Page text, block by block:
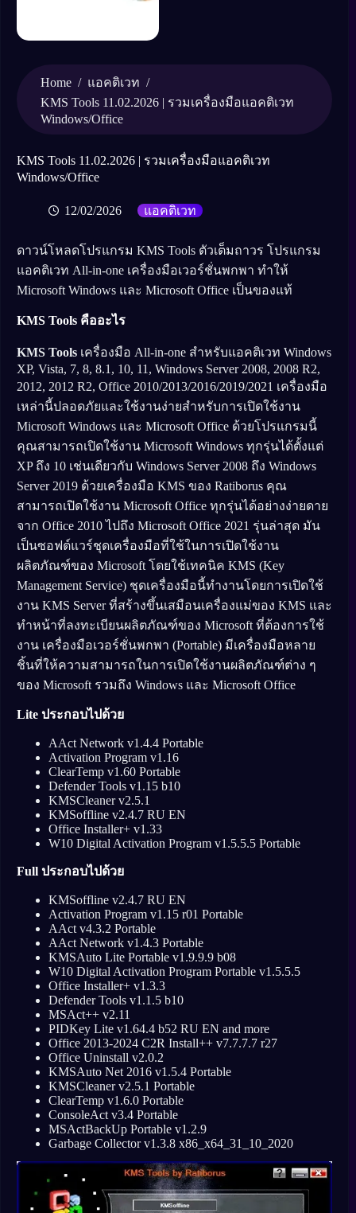
Home / แอคติเวท /
KMS Tools 11.02.2026 | รวมเครื่องมือแอคติเวท
Windows/Office
KMS Tools 11.02.2026 | รวมเครื่องมือแอคติเวท
Windows/Office
12/02/2026 แอคติเวท
ดาวน์โหลดโปรแกรม KMS Tools ตัวเต็มถาวร โปรแกรม
แอคติเวท All-in-one เครื่องมือเวอร์ชั่นพกพา ทำให้
Microsoft Windows และ Microsoft Office เป็นของแท้
KMS Tools คืออะไร
KMS Tools เครื่องมือ All-in-one สำหรับแอคติเวท Windows
XP, Vista, 7, 8, 8.1, 10, 11, Windows Server 2008, 2008 R2,
2012, 2012 R2, Office 2010/2013/2016/2019/2021 เครื่องมือ
เหล่านี้ปลอดภัยและใช้งานง่ายสำหรับการเปิดใช้งาน
Microsoft Windows และ Microsoft Office ด้วยโปรแกรมนี้
คุณสามารถเปิดใช้งาน Microsoft Windows ทุกรุ่นได้ตั้งแต่
XP ถึง 10 เช่นเดียวกับ Windows Server 2008 ถึง Windows
Server 2019 ด้วยเครื่องมือ KMS ของ Ratiborus คุณ
สามารถเปิดใช้งาน Microsoft Office ทุกรุ่นได้อย่างง่ายดาย
จาก Office 2010 ไปถึง Microsoft Office 2021 รุ่นล่าสุด มัน
เป็นซอฟต์แวร์ชุดเครื่องมือที่ใช้ในการเปิดใช้งาน
ผลิตภัณฑ์ของ Microsoft โดยใช้เทคนิค KMS (Key
Management Service) ชุดเครื่องมือนี้ทำงานโดยการเปิดใช้
งาน KMS Server ที่สร้างขึ้นเสมือนเครื่องแม่ของ KMS และ
ทำหน้าที่ลงทะเบียนผลิตภัณฑ์ของ Microsoft ที่ต้องการใช้
งาน เครื่องมือเวอร์ชั่นพกพา (Portable) มีเครื่องมือหลาย
ชิ้นที่ให้ความสามารถในการเปิดใช้งานผลิตภัณฑ์ต่าง ๆ
ของ Microsoft รวมถึง Windows และ Microsoft Office
Lite ประกอบไปด้วย
AAct Network v1.4.4 Portable
Activation Program v1.16
ClearTemp v1.60 Portable
Defender Tools v1.15 b10
KMSCleaner v2.5.1
KMSoffline v2.4.7 RU EN
Office Installer+ v1.33
W10 Digital Activation Program v1.5.5.5 Portable
Full ประกอบไปด้วย
KMSoffline v2.4.7 RU EN
Activation Program v1.15 r01 Portable
AAct v4.3.2 Portable
AAct Network v1.4.3 Portable
KMSAuto Lite Portable v1.9.9.9 b08
W10 Digital Activation Program Portable v1.5.5.5
Office Installer+ v1.3.3
Defender Tools v1.1.5 b10
MSAct++ v2.11
PIDKey Lite v1.64.4 b52 RU EN and more
Office 2013-2024 C2R Install++ v7.7.7.7 r27
Office Uninstall v2.0.2
KMSAuto Net 2016 v1.5.4 Portable
KMSCleaner v2.5.1 Portable
ClearTemp v1.6.0 Portable
ConsoleAct v3.4 Portable
MSActBackUp Portable v1.2.9
Garbage Collector v1.3.8 x86_x64_31_10_2020